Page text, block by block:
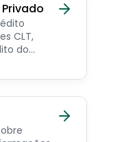
CLT,
do